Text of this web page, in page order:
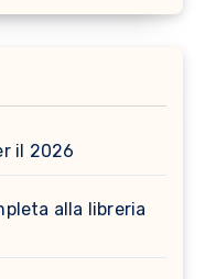
il 2026
alla libreria